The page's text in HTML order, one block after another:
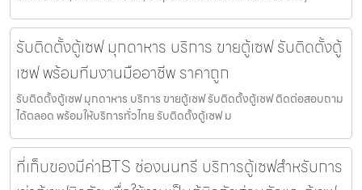
รับติดตั้งตู้เซฟ มุกดาหาร บริการ ขายตู้เซฟ รับติดตั้งตู้
เซฟ พร้อมทีมงานมืออาชีพ ราคาถูก
รับติดตั้งตู้เซฟ มุกดาหาร บริการ ขายตู้เซฟ รับติดตั้งตู้เซฟ ติดต่อสอบถาม
ได้ตลอด พร้อมให้บริการทั่วไทย รับติดตั้งตู้เซฟ ม
ที่เก็บของมีค่าBTS ช่องนนทรี บริการตู้เซฟสำหรับการ